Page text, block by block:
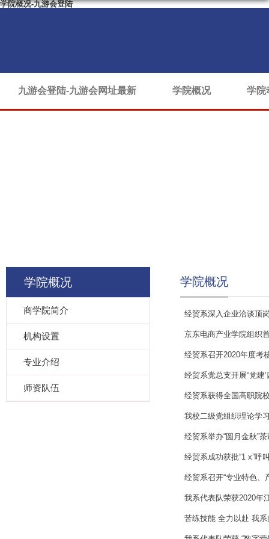
学院概况-九游会登陆
九游会登陆-九游会网址最新 学院概况 学院
学院概况
商学院简介
机构设置
专业介绍
师资队伍
学院概况
经贸系深入企业洽谈顶
京东电商产业学院组织
经贸系召开2020年度考
经贸系党总支开展“党建
经贸系获得全国高职院
我校二级党组织理论学
经贸系举办“圆月金秋”
经贸系成功获批“1 x”呼
经贸系召开“专业特色、
我系代表队荣获2020年
苦练技能 全力以赴 我